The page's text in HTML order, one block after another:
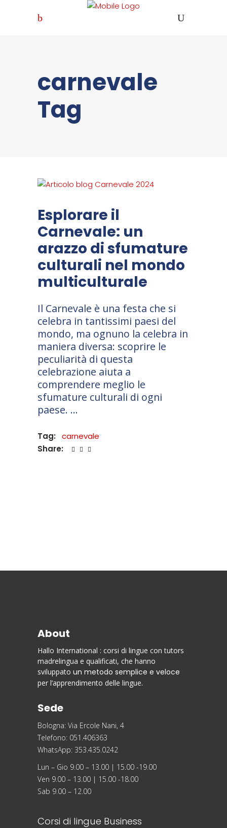
carnevale
Tag
Esplorare il
Carnevale: un
arazzo di sfumature
culturali nel mondo
multiculturale
Il Carnevale è una festa che si
celebra in tantissimi paesi del
mondo, ma ognuno la celebra in
maniera diversa: scoprire le
peculiarità di questa
celebrazione aiuta a
comprendere meglio le
sfumature culturali di ogni
paese.
Tag:
carnevale
Share:
About
Hallo International : corsi di lingue con tutors
madrelingua e qualificati, che hanno
sviluppato un metodo semplice e veloce
per l’apprendimento delle lingue.
Sede
Bologna: Via Ercole Nani, 4
Telefono: 051.406363
WhatsApp: 353.435.0242
Lun – Gio 9.00 – 13.00 | 15.00 -19.00
Ven 9.00 – 13.00 | 15.00 -18.00
Sab 9.00 – 12.00
Corsi di lingue Business